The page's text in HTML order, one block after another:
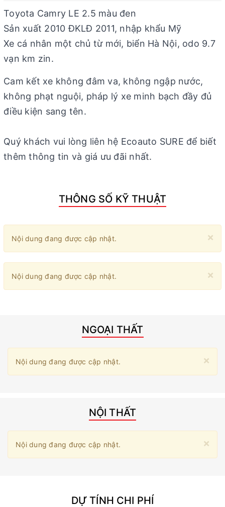
Toyota Camry LE 2.5 màu đen
Sản xuất 2010 ĐKLĐ 2011, nhập khẩu Mỹ
Xe cá nhân một chủ từ mới, biển Hà Nội, odo 9.7
vạn km zin.
Cam kết xe không đâm va, không ngập nước,
không phạt nguội, pháp lý xe minh bạch đầy đủ
điều kiện sang tên.
Quý khách vui lòng liên hệ Ecoauto SURE để biết
thêm thông tin và giá ưu đãi nhất.
THÔNG SỐ KỸ THUẬT
×
Nội dung đang được cập nhật.
×
Nội dung đang được cập nhật.
NGOẠI THẤT
×
Nội dung đang được cập nhật.
NỘI THẤT
×
Nội dung đang được cập nhật.
DỰ TÍNH CHI PHÍ